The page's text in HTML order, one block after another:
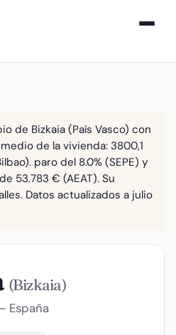
de Bizkaia (País Vasco) con
de la vivienda: 3800,1
paro del 8.0% (SEPE) y
53.783 € (AEAT). Su
Datos actualizados a julio
(Bizkaia)
España